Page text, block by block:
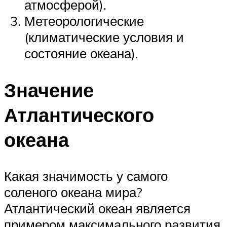
атмосферой).
Метеорологические
(климатические условия и
состояние океана).
Значение
Атлантического
океана
Какая значимость у самого
соленого океана мира?
Атлантический океан является